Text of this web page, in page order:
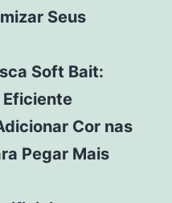
Seus
Soft Bait:
Eficiente
Cor nas
Pegar Mais